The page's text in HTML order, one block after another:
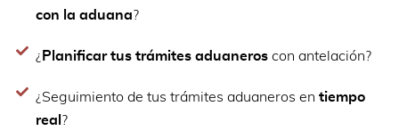
con la aduana?
¿ Planificar tus trámites aduaneros con antelación?
¿Seguimiento de tus trámites aduaneros entiempo
real ?